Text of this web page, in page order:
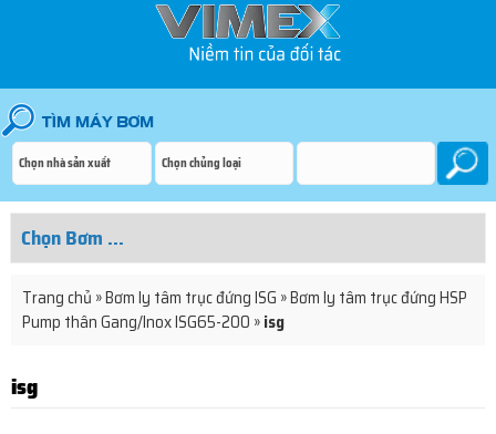
Trang chủ »Bơm ly tâm trục đứng ISG »Bơm ly tâm trục đứng HSP
Pump thân Gang/Inox ISG65-200 »isg
isg